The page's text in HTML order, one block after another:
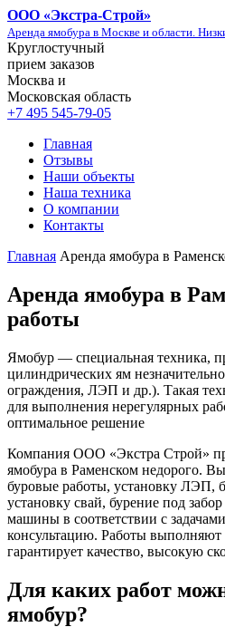
ООО «Экстра-Строй»
Аренда ямобура в Москве и области.
Круглостучный
прием заказов
Москва и
Московская область
+7 495 545-79-05
Главная
Отзывы
Наши объекты
Наша техника
О компании
Контакты
Главная Аренда ямобура в
Аренда ямобура в
работы
Ямобур — специальная техника,
цилиндрических ям
ограждения, ЛЭП и др.). Такая
для выполнения нерегулярных
оптимальное решение
Компания ООО «Экстра Строй»
ямобура в Раменском недорого.
буровые работы, установку ЛЭП,
установку свай, бурение под
машины в соответствии с
консультацию. Работы
гарантирует качество, высокую
Для каких работ
ямобур?